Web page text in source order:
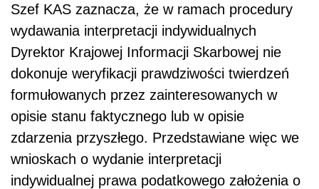
Szef KAS zaznacza, że w ramach procedury
wydawania interpretacji indywidualnych
Dyrektor Krajowej Informacji Skarbowej nie
dokonuje weryfikacji prawdziwości twierdzeń
formułowanych przez zainteresowanych w
opisie stanu faktycznego lub w opisie
zdarzenia przyszłego. Przedstawiane więc we
wnioskach o wydanie interpretacji
indywidualnej prawa podatkowego założenia o